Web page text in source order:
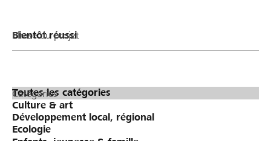
Phase du projet
Catégories